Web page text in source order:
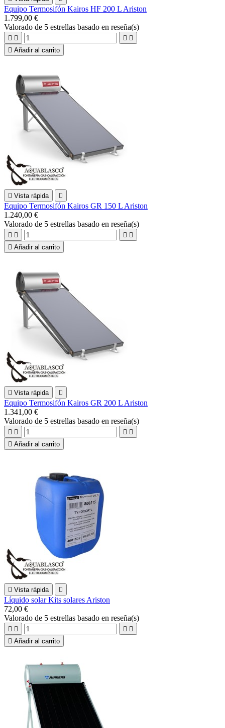
Equipo Termosifón Kairos HF 200 L Ariston
1.799,00 €
Valorado de 5 estrellas basado en reseña(s)
   
 Añadir al carrito
 Vista rápida 
Equipo Termosifón Kairos GR 150 L Ariston
1.240,00 €
Valorado de 5 estrellas basado en reseña(s)
   
 Añadir al carrito
 Vista rápida 
Equipo Termosifón Kairos GR 200 L Ariston
1.341,00 €
Valorado de 5 estrellas basado en reseña(s)
   
 Añadir al carrito
 Vista rápida 
Líquido solar Kits solares Ariston
72,00 €
Valorado de 5 estrellas basado en reseña(s)
   
 Añadir al carrito